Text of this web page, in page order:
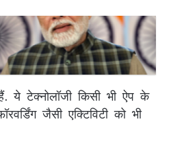
ये टेक्नोलॉजी किसी भी ऐप के
जैसी एक्टिविटी को भी